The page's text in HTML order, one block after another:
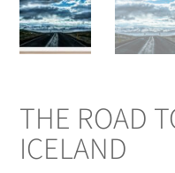
THE ROAD
ICELAND